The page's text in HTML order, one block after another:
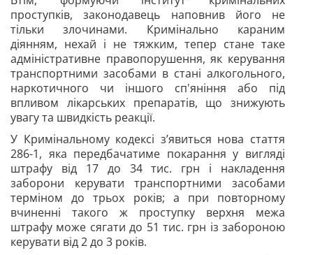
проступків, законодавець наповнив його не
тільки злочинами. Кримінально караним
діянням, нехай і не тяжким, тепер стане таке
адміністративне правопорушення, як керування
транспортними засобами в стані алкогольного,
наркотичного чи іншого сп'яніння або під
впливом лікарських препаратів, що знижують
увагу та швидкість реакції.
У Кримінальному кодексі з’явиться нова стаття
286-1, яка передбачатиме покарання у вигляді
штрафу від 17 до 34 тис. грн і накладення
заборони керувати транспортними засобами
терміном до трьох років; а при повторному
вчиненні такого ж проступку верхня межа
штрафу може сягати до 51 тис. грн із забороною
керувати від 2 до 3 років.